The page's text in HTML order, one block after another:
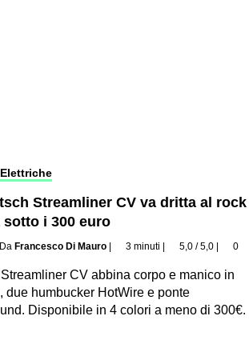
Streamliner CV va dritta al rock
sotto i 300 euro
Da Francesco Di Mauro | 3 minuti | 5,0 / 5,0 | 0
CV abbina corpo e manico in
due humbucker HotWire e ponte
Disponibile in 4 colori a meno di 300€.